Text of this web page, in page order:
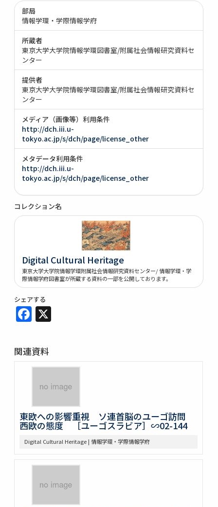
部局
情報学環・学際情報学府
所蔵者
東京大学大学院情報学環図書室/附属社会情報研究資料セ
ンター
提供者
東京大学大学院情報学環図書室/附属社会情報研究資料セ
ンター
メディア（画像等）利用条件
http://dch.iii.u-
tokyo.ac.jp/s/dch/page/license_other
メタデータ利用条件
http://dch.iii.u-
tokyo.ac.jp/s/dch/page/license_other
コレクション名
Digital Cultural Heritage
東京大学大学院情報学環附属社会情報研究資料センター/ 情報学環・学
際情報学府図書室が所蔵する資料の一部を公開しております。
シェアする
Facebook
関連資料
東欧への影響重視 ソ連首脳のユーゴ訪問
西欧の態度 ［ユーゴスラビア］∽02-144
Digital Cultural Heritage | 情報学環・学際情報学府